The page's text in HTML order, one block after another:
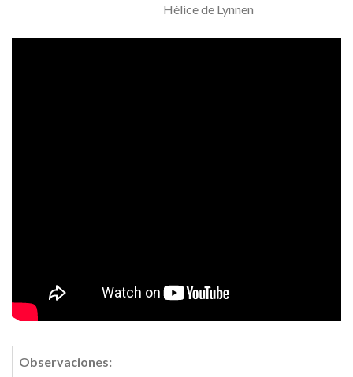
Hélice de Lynnen
Observaciones: